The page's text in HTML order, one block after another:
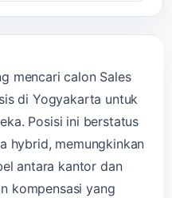
mencari calon Sales
di Yogyakarta untuk
Posisi ini berstatus
hybrid, memungkinkan
antara kantor dan
kompensasi yang